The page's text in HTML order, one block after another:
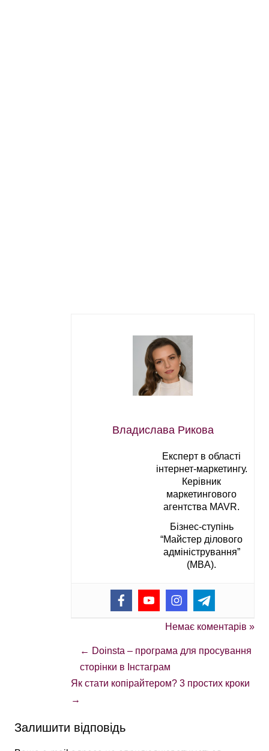
Владислава Рикова
Експерт в області
інтернет-маркетингу.
Керівник
маркетингового
агентства MAVR.
Бізнес-ступінь
“Майстер ділового
адміністрування”
(MBA).
Немає коментарів »
← Doinsta – програма для просування
сторінки в Інстаграм
Як стати копірайтером? 3 простих кроки
→
Залишити відповідь